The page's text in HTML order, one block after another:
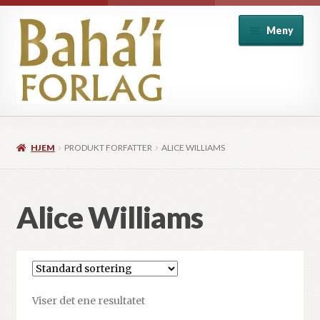
Hopp
til
navigasjon
Hopp
til
innhold
Meny
Historie og biografi
HJEM PRODUKT FORFATTER ALICE WILLIAMS
Alice Williams
Viser det ene resultatet